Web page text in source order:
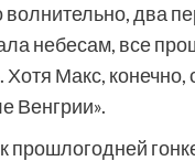
два
небесам, все
Макс,
Венгрии».